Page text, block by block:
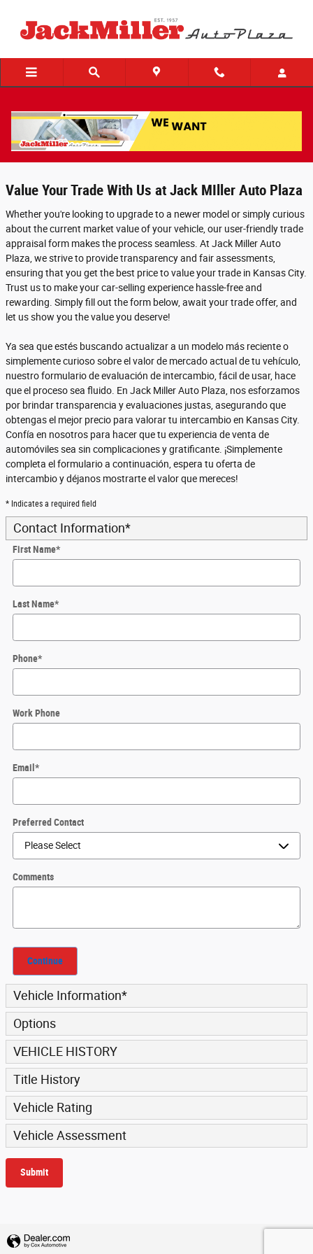
Trade-In Appraisal | Jack Miller Auto Plaza
Kansas City
Value Your Trade With Us at Jack MIller Auto Plaza
Whether you're looking to upgrade to a newer model or simply curious
about the current market value of your vehicle, our user-friendly trade
appraisal form makes the process seamless. At Jack Miller Auto
Plaza, we strive to provide transparency and fair assessments,
ensuring that you get the best price to value your trade in Kansas City.
Trust us to make your car-selling experience hassle-free and
rewarding. Simply fill out the form below, await your trade offer, and
let us show you the value you deserve!
Ya sea que estés buscando actualizar a un modelo más reciente o
simplemente curioso sobre el valor de mercado actual de tu vehículo,
nuestro formulario de evaluación de intercambio, fácil de usar, hace
que el proceso sea fluido. En Jack Miller Auto Plaza, nos esforzamos
por brindar transparencia y evaluaciones justas, asegurando que
obtengas el mejor precio para valorar tu intercambio en Kansas City.
Confía en nosotros para hacer que tu experiencia de venta de
automóviles sea sin complicaciones y gratificante. ¡Simplemente
completa el formulario a continuación, espera tu oferta de
intercambio y déjanos mostrarte el valor que mereces!
* Indicates a required field
Contact Information*
First Name*
Last Name*
Phone*
Work Phone
Email*
Preferred Contact
Comments
Continue
Vehicle Information*
Options
VEHICLE HISTORY
Title History
Vehicle Rating
Vehicle Assessment
Submit